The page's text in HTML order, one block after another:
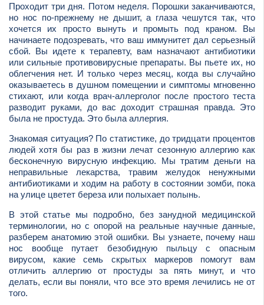
Проходит три дня. Потом неделя. Порошки заканчиваются,
но нос по-прежнему не дышит, а глаза чешутся так, что
хочется их просто вынуть и промыть под краном. Вы
начинаете подозревать, что ваш иммунитет дал серьезный
сбой. Вы идете к терапевту, вам назначают антибиотики
или сильные противовирусные препараты. Вы пьете их, но
облегчения нет. И только через месяц, когда вы случайно
оказываетесь в душном помещении и симптомы мгновенно
стихают, или когда врач-аллерголог после простого теста
разводит руками, до вас доходит страшная правда. Это
была не простуда. Это была аллергия.
Знакомая ситуация? По статистике, до тридцати процентов
людей хотя бы раз в жизни лечат сезонную аллергию как
бесконечную вирусную инфекцию. Мы тратим деньги на
неправильные лекарства, травим желудок ненужными
антибиотиками и ходим на работу в состоянии зомби, пока
на улице цветет береза или полыхает полынь.
В этой статье мы подробно, без занудной медицинской
терминологии, но с опорой на реальные научные данные,
разберем анатомию этой ошибки. Вы узнаете, почему наш
нос вообще путает безобидную пыльцу с опасным
вирусом, какие семь скрытых маркеров помогут вам
отличить аллергию от простуды за пять минут, и что
делать, если вы поняли, что все это время лечились не от
того.